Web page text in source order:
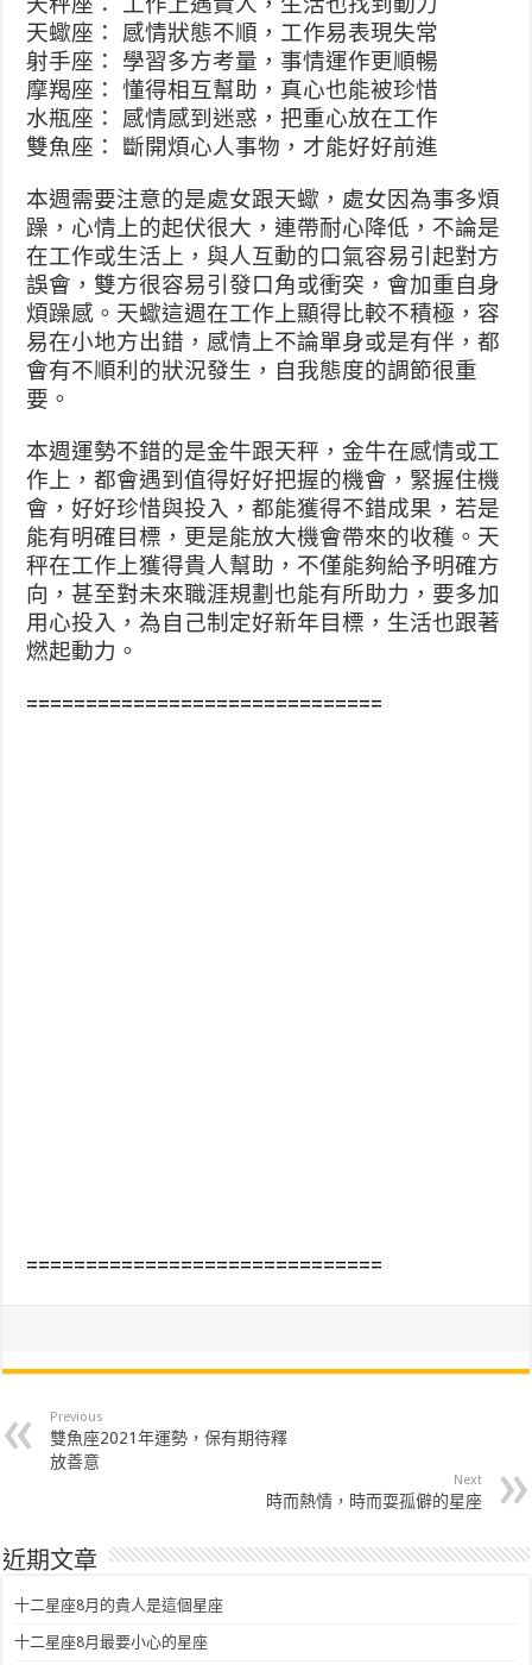
天蠍座： 感情狀態不順，工作易表現失常
射手座： 學習多方考量，事情運作更順暢
摩羯座： 懂得相互幫助，真心也能被珍惜
水瓶座： 感情感到迷惑，把重心放在工作
雙魚座： 斷開煩心人事物，才能好好前進
本週需要注意的是處女跟天蠍，處女因為事多煩
躁，心情上的起伏很大，連帶耐心降低，不論是
在工作或生活上，與人互動的口氣容易引起對方
誤會，雙方很容易引發口角或衝突，會加重自身
煩躁感。天蠍這週在工作上顯得比較不積極，容
易在小地方出錯，感情上不論單身或是有伴，都
會有不順利的狀況發生，自我態度的調節很重
要。
本週運勢不錯的是金牛跟天秤，金牛在感情或工
作上，都會遇到值得好好把握的機會，緊握住機
會，好好珍惜與投入，都能獲得不錯成果，若是
能有明確目標，更是能放大機會帶來的收穫。天
秤在工作上獲得貴人幫助，不僅能夠給予明確方
向，甚至對未來職涯規劃也能有所助力，要多加
用心投入，為自己制定好新年目標，生活也跟著
燃起動力。
==============================
==============================
Previous
雙魚座2021年運勢，保有期待釋
放善意
Next
時而熱情，時而耍孤僻的星座
近期文章
十二星座8月的貴人是這個星座
十二星座8月最要小心的星座